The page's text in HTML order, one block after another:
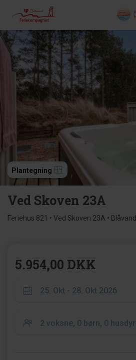
Plantegning
Ved Skoven 23A
Feriehus 821 • Ved Skoven 23A • Blåvand
5.954,00 DKK